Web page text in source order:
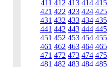
411 412 413 414 415
421 422 423 424 425
431 432 433 434 435
441 442 443 444 445
451 452 453 454 455
461 462 463 464 465
471 472 473 474 475
481 482 483 484 485